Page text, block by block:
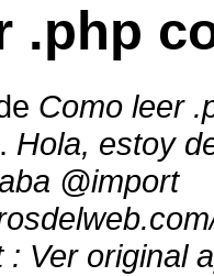
.php
Como leer
Hola, estoy
@import
Ver original